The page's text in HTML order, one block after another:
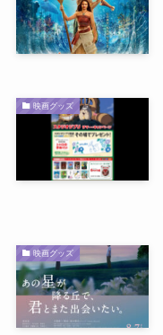
映画グッズ
映画グッズ